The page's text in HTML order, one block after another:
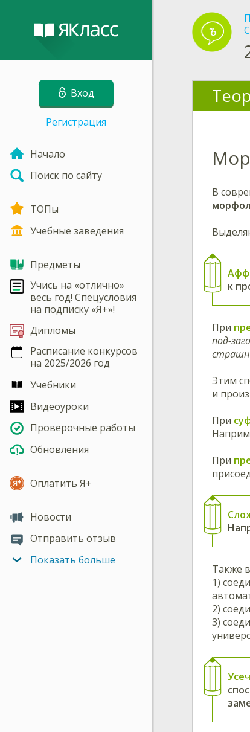
Вход
Регистрация
Начало
Поиск по сайту
ТОПы
Учебные заведения
Предметы
Учись на «отлично»
весь год! Спецусловия
на подписку «Я+»!
Дипломы
Расписание конкурсов
на 2025/2026 год
Учебники
Видеоуроки
Проверочные работы
Обновления
Оплатить Я+
Новости
Отправить отзыв
Показать больше
В
к
При
под-
Этим
и
При
При
Также
1)
2)
3)